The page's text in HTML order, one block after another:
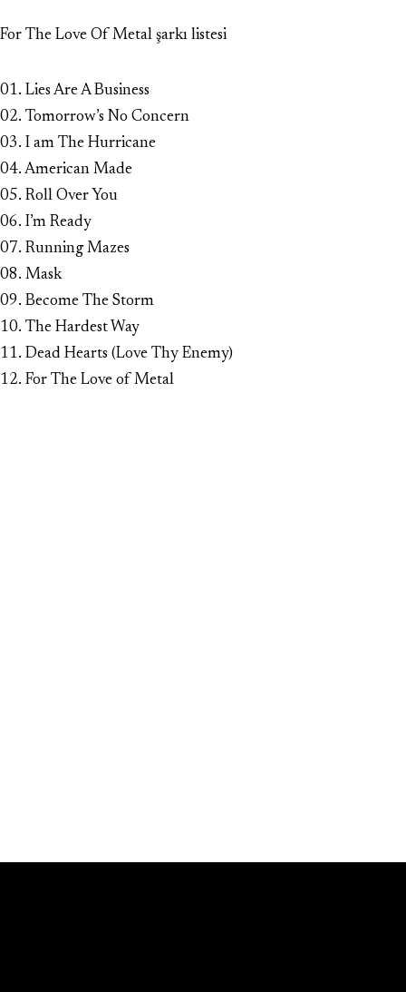
For The Love Of Metal şarkı listesi
01. Lies Are A Business
02. Tomorrow’s No Concern
03. I am The Hurricane
04. American Made
05. Roll Over You
06. I’m Ready
07. Running Mazes
08. Mask
09. Become The Storm
10. The Hardest Way
11. Dead Hearts (Love Thy Enemy)
12. For The Love of Metal